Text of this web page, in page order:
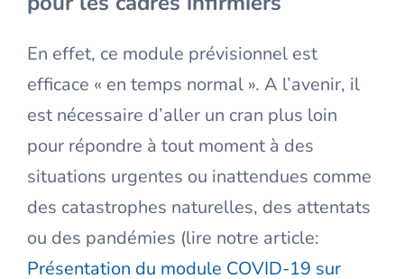
En effet, ce module prévisionnel est
efficace « en temps normal ». A l’avenir, il
est nécessaire d’aller un cran plus loin
pour répondre à tout moment à des
situations urgentes ou inattendues comme
des catastrophes naturelles, des attentats
ou des pandémies (lire notre article:
Présentation du module COVID-19 sur